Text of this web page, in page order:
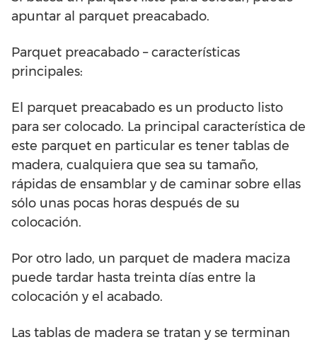
apuntar al parquet preacabado.
Parquet preacabado – características
principales:
El parquet preacabado es un producto listo
para ser colocado. La principal característica de
este parquet en particular es tener tablas de
madera, cualquiera que sea su tamaño,
rápidas de ensamblar y de caminar sobre ellas
sólo unas pocas horas después de su
colocación.
Por otro lado, un parquet de madera maciza
puede tardar hasta treinta días entre la
colocación y el acabado.
Las tablas de madera se tratan y se terminan